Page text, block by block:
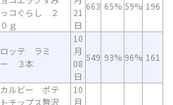
っコぐらし ２
０ｇ
21
日
663 65% 59% 196
ロッテ ラミ
ー ３本
10
月
08
日
549 93% 96% 161
カルビー ポテ
トチップス贅沢
10
月